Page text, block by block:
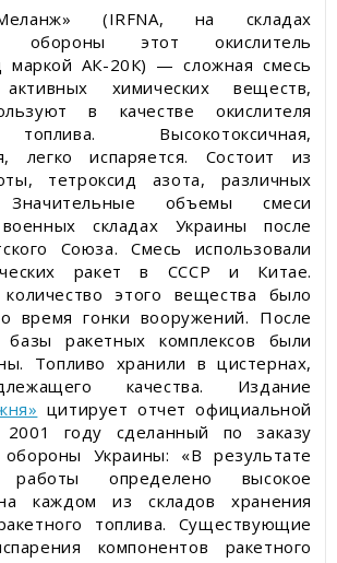
(IRFNA, на складах
обороны этот окислитель
маркой АК-20К) — сложная смесь
химических веществ,
в качестве окислителя
Высокотоксичная,
легко испаряется. Состоит из
тетроксид азота, различных
Значительные объемы смеси
складах Украины после
Союза. Смесь использовали
ракет в СССР и Китае.
этого вещества было
время гонки вооружений. После
ракетных комплексов были
Топливо хранили в цистернах,
качества. Издание
цитирует отчет официальной
2001 году сделанный по заказу
обороны Украины: «В результате
работы определено высокое
каждом из складов хранения
топлива. Существующие
компонентов ракетного